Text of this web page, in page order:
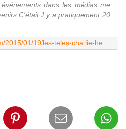
dans les médias me
il y a pratiquement 20